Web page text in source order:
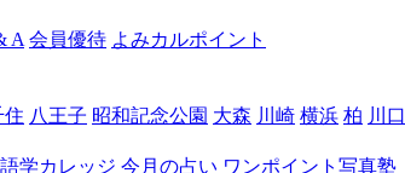
A 会員優待 よみカルポイント
住 八王子 昭和記念公園 大森 川崎 横浜 柏 川口
語学カレッジ 今月の占い ワンポイント写真塾